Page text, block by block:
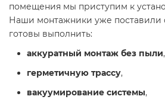
помещения мы приступим к
Наши монтажники уже поставили
готовы выполнить:
аккуратный монтаж без пыли,
герметичную трассу,
вакуумирование системы,